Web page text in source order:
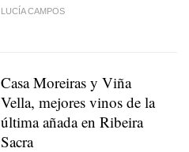
LUCÍA CAMPOS
Casa Moreiras y Viña
Vella, mejores vinos de la
última añada en Ribeira
Sacra